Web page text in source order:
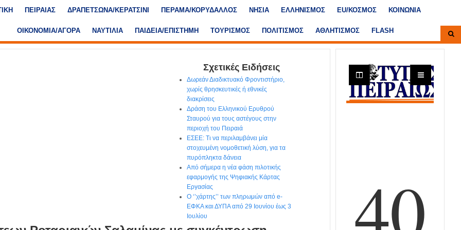
ΠΕΙΡΑΙΑΣ ΔΡΑΠΕΤΣΩΝΑ/ΚΕΡΑΤΣΙΝΙ ΠΕΡΑΜΑ/ΚΟΡΥΔΑΛΛΟΣ ΝΗΣΙΑ ΕΛΛΗΝΙΣΜΟΣ ΕU/ΚΟΣΜΟΣ ΚΟΙΝΩΝΙΑ
ΟΙΚΟΝΟΜΙΑ/ΑΓΟΡΑ ΝΑΥΤΙΛΙΑ ΠΑΙΔΕΙΑ/ΕΠΙΣΤΗΜΗ ΤΟΥΡΙΣΜΟΣ ΠΟΛΙΤΙΣΜΟΣ ΑΘΛΗΤΙΣΜΟΣ FLASH
Σχετικές Ειδήσεις
Δωρεάν Διαδικτυακό Φροντιστήριο,
χωρίς θρησκευτικές ή εθνικές
διακρίσεις
Δράση του Ελληνικού Ερυθρού
Σταυρού για τους αστέγους στην
περιοχή του Πειραιά
ΕΣΕΕ: Τι να περιλαμβάνει μία
στοχευμένη νομοθετική λύση, για τα
πυρόπληκτα δάνεια
Από σήμερα η νέα φάση πιλοτικής
εφαρμογής της Ψηφιακής Κάρτας
Εργασίας
Ο ‘’χάρτης’’ των πληρωμών από e-
ΕΦΚΑ και ΔΥΠΑ από 29 Ιουνίου έως 3
Ιουλίου